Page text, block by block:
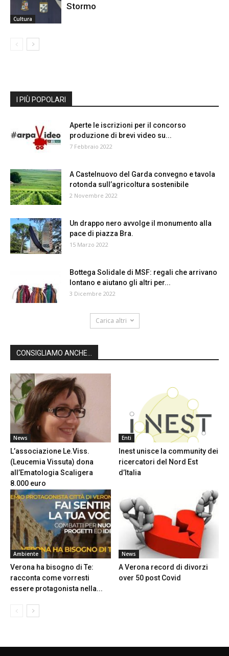
Cultura
Stormo
I PIÙ POPOLARI
Aperte le iscrizioni per il concorso
produzione di brevi video su...
7 Febbraio 2022
A Castelnuovo del Garda convegno e tavola
rotonda sull’agricoltura sostenibile
2 Novembre 2022
Un drappo nero avvolge il monumento alla
pace di piazza Bra.
15 Marzo 2022
Bottega Solidale di MSF: regali che arrivano
lontano e aiutano gli altri per...
3 Dicembre 2022
Carica altri
CONSIGLIAMO ANCHE...
News
L’associazione Le.Viss.
(Leucemia Vissuta) dona
all’Ematologia Scaligera
8.000 euro
Enti
Inest unisce la community dei
ricercatori del Nord Est
d’Italia
Ambiente
Verona ha bisogno di Te:
racconta come vorresti
essere protagonista nella...
News
A Verona record di divorzi
over 50 post Covid